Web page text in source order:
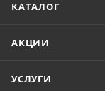
КАТАЛОГ
АКЦИИ
УСЛУГИ